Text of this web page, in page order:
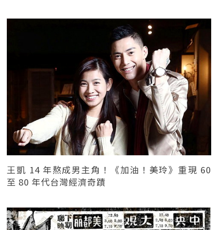
王凱 14 年熬成男主角！《加油！美玲》重現 60
至 80 年代台灣經濟奇蹟